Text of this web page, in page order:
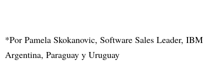
*Por Pamela Skokanovic, Software Sales Leader, IBM
Argentina, Paraguay y Uruguay